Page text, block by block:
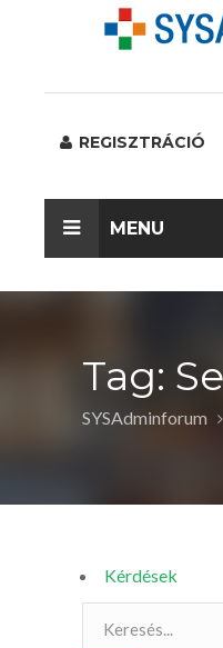
REGISZTRÁCIÓ
MENU
Tag:
SYSAdminforum
Kérdések